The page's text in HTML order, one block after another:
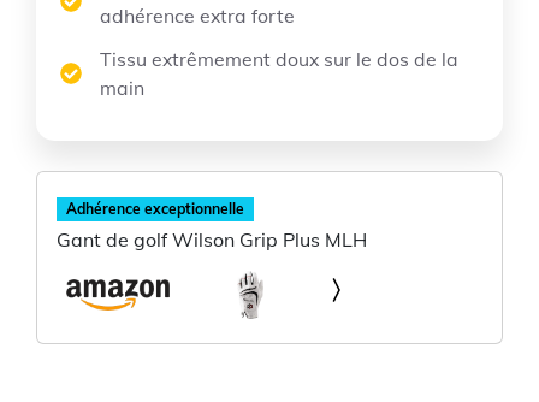
adhérence extra forte
Tissu extrêmement doux sur le dos de la
main
Adhérence exceptionnelle
Gant de golf Wilson Grip Plus MLH